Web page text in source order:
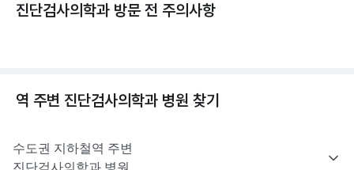
진단검사의학과 방문 전 주의사항
역 주변 진단검사의학과 병원 찾기
수도권 지하철역 주변
진단검사의학과 병원